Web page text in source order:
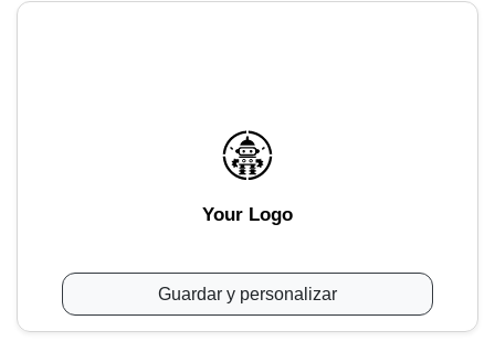
Your Logo
Guardar y personalizar